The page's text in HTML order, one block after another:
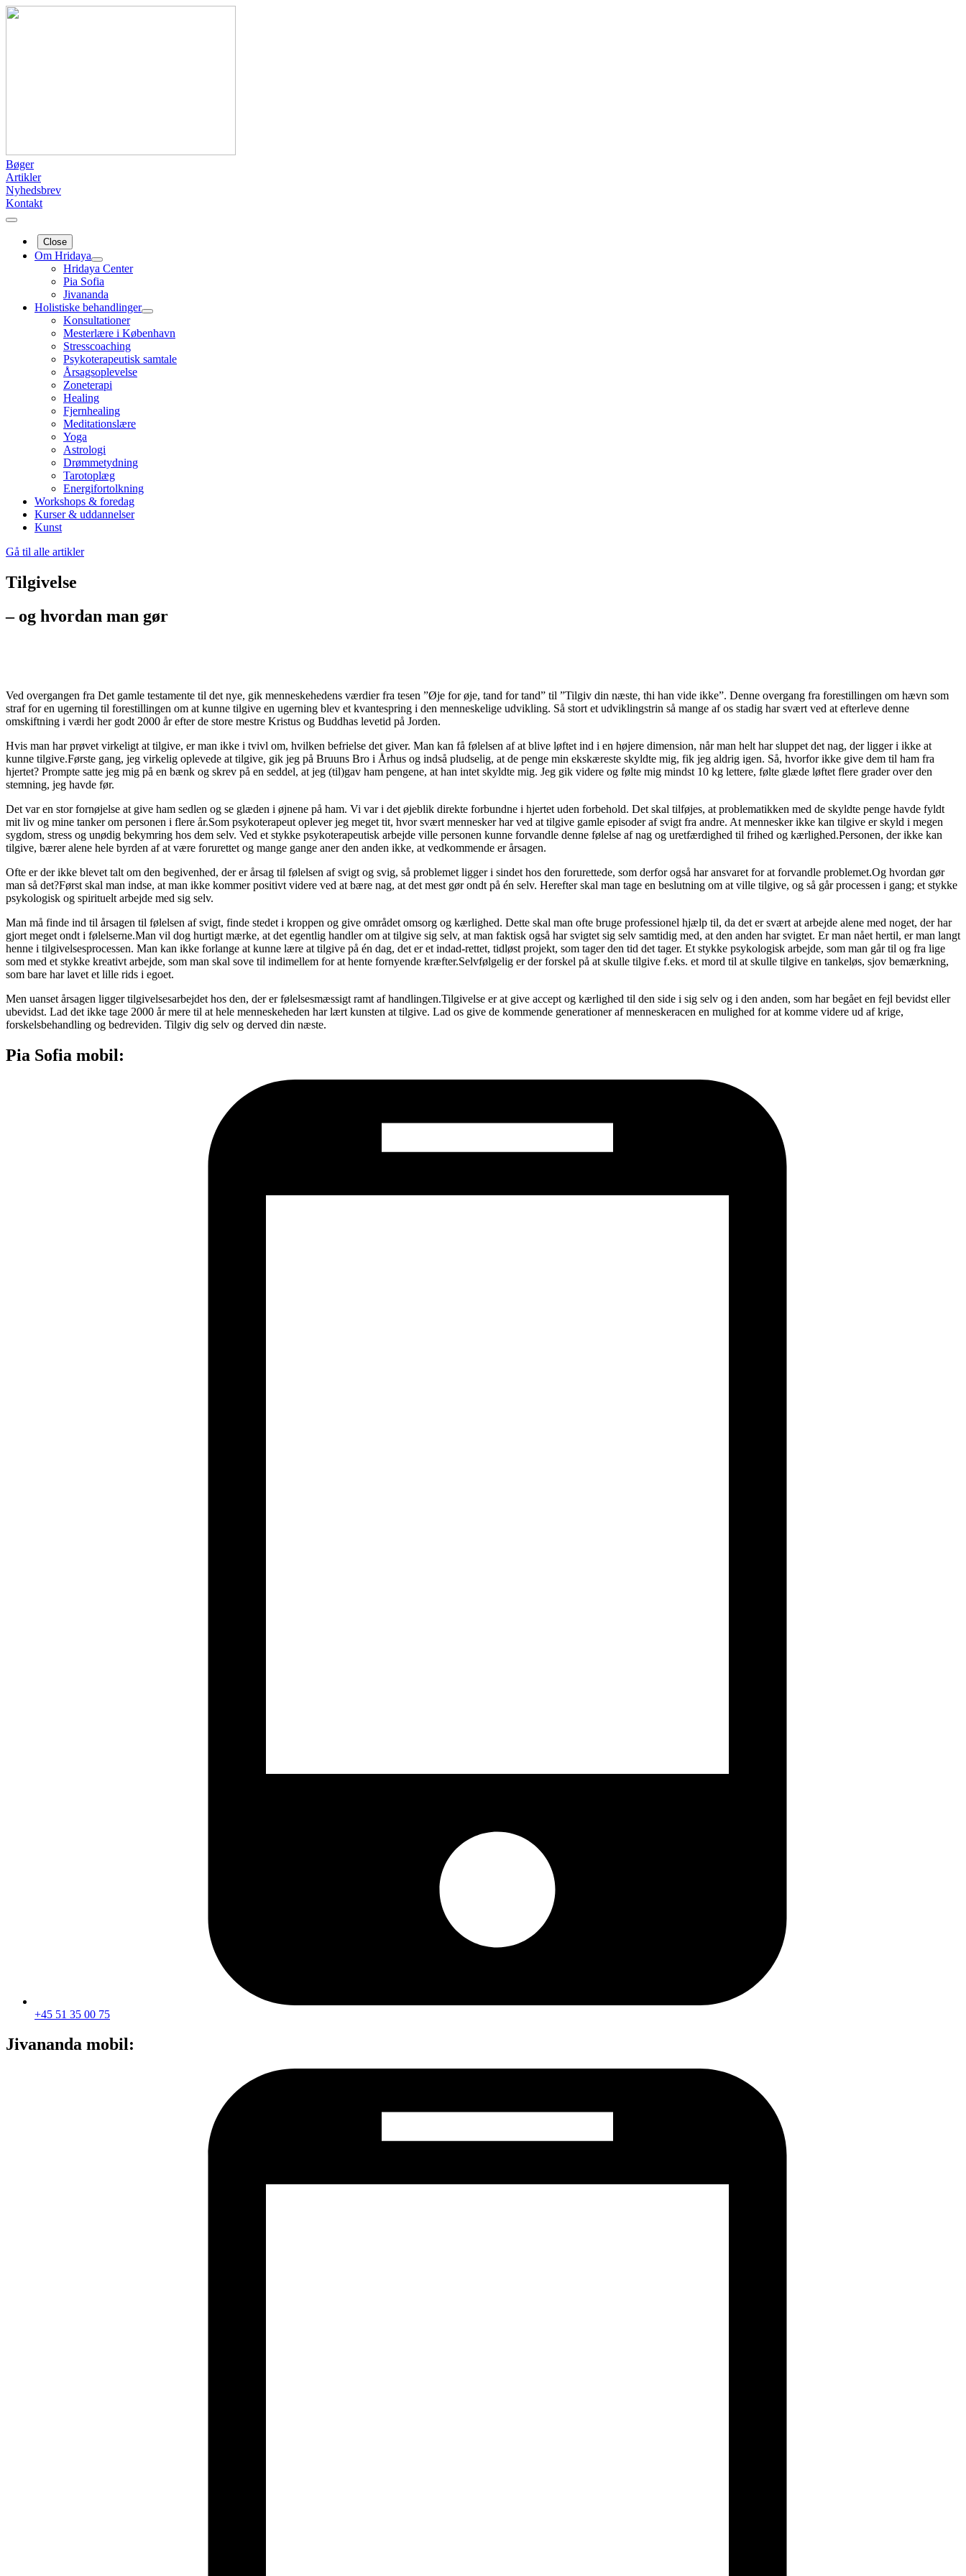
Bøger
Artikler
Nyhedsbrev
Kontakt
Close
Om Hridaya
Hridaya Center
Pia Sofia
Jivananda
Holistiske behandlinger
Konsultationer
Mesterlære i København
Stresscoaching
Psykoterapeutisk samtale
Årsagsoplevelse
Zoneterapi
Healing
Fjernhealing
Meditationslære
Yoga
Astrologi
Drømmetydning
Tarotoplæg
Energifortolkning
Workshops & foredag
Kurser & uddannelser
Kunst
Gå til alle artikler
Tilgivelse
– og hvordan man gør
Ved overgangen fra Det gamle testamente til det nye, gik menneskehedens værdier fra tesen ”Øje for øje, tand for tand” til ”Tilgiv din næste, thi han vide ikke”. Denne overgang fra forestillingen om hævn som
straf for en ugerning til forestillingen om at kunne tilgive en ugerning blev et kvantespring i den menneskelige udvikling. Så stort et udviklingstrin så mange af os stadig har svært ved at efterleve denne
omskiftning i værdi her godt 2000 år efter de store mestre Kristus og Buddhas levetid på Jorden.
Hvis man har prøvet virkeligt at tilgive, er man ikke i tvivl om, hvilken befrielse det giver. Man kan få følelsen af at blive løftet ind i en højere dimension, når man helt har sluppet det nag, der ligger i ikke at
kunne tilgive.Første gang, jeg virkelig oplevede at tilgive, gik jeg på Bruuns Bro i Århus og indså pludselig, at de penge min ekskæreste skyldte mig, fik jeg aldrig igen. Så, hvorfor ikke give dem til ham fra
hjertet? Prompte satte jeg mig på en bænk og skrev på en seddel, at jeg (til)gav ham pengene, at han intet skyldte mig. Jeg gik videre og følte mig mindst 10 kg lettere, følte glæde løftet flere grader over den
stemning, jeg havde før.
Det var en stor fornøjelse at give ham sedlen og se glæden i øjnene på ham. Vi var i det øjeblik direkte forbundne i hjertet uden forbehold. Det skal tilføjes, at problematikken med de skyldte penge havde fyldt
mit liv og mine tanker om personen i flere år.Som psykoterapeut oplever jeg meget tit, hvor svært mennesker har ved at tilgive gamle episoder af svigt fra andre. At mennesker ikke kan tilgive er skyld i megen
sygdom, stress og unødig bekymring hos dem selv. Ved et stykke psykoterapeutisk arbejde ville personen kunne forvandle denne følelse af nag og uretfærdighed til frihed og kærlighed.Personen, der ikke kan
tilgive, bærer alene hele byrden af at være forurettet og mange gange aner den anden ikke, at vedkommende er årsagen.
Ofte er der ikke blevet talt om den begivenhed, der er årsag til følelsen af svigt og svig, så problemet ligger i sindet hos den forurettede, som derfor også har ansvaret for at forvandle problemet.Og hvordan gør
man så det?Først skal man indse, at man ikke kommer positivt videre ved at bære nag, at det mest gør ondt på én selv. Herefter skal man tage en beslutning om at ville tilgive, og så går processen i gang; et stykke
psykologisk og spirituelt arbejde med sig selv.
Man må finde ind til årsagen til følelsen af svigt, finde stedet i kroppen og give området omsorg og kærlighed. Dette skal man ofte bruge professionel hjælp til, da det er svært at arbejde alene med noget, der har
gjort meget ondt i følelserne.Man vil dog hurtigt mærke, at det egentlig handler om at tilgive sig selv, at man faktisk også har svigtet sig selv samtidig med, at den anden har svigtet. Er man nået hertil, er man langt
henne i tilgivelsesprocessen. Man kan ikke forlange at kunne lære at tilgive på én dag, det er et indad-rettet, tidløst projekt, som tager den tid det tager. Et stykke psykologisk arbejde, som man går til og fra lige
som med et stykke kreativt arbejde, som man skal sove til indimellem for at hente fornyende kræfter.Selvfølgelig er der forskel på at skulle tilgive f.eks. et mord til at skulle tilgive en tankeløs, sjov bemærkning,
som bare har lavet et lille rids i egoet.
Men uanset årsagen ligger tilgivelsesarbejdet hos den, der er følelsesmæssigt ramt af handlingen.Tilgivelse er at give accept og kærlighed til den side i sig selv og i den anden, som har begået en fejl bevidst eller
ubevidst. Lad det ikke tage 2000 år mere til at hele menneskeheden har lært kunsten at tilgive. Lad os give de kommende generationer af menneskeracen en mulighed for at komme videre ud af krige,
forskelsbehandling og bedreviden. Tilgiv dig selv og derved din næste.
Pia Sofia mobil:
+45 51 35 00 75
Jivananda mobil: